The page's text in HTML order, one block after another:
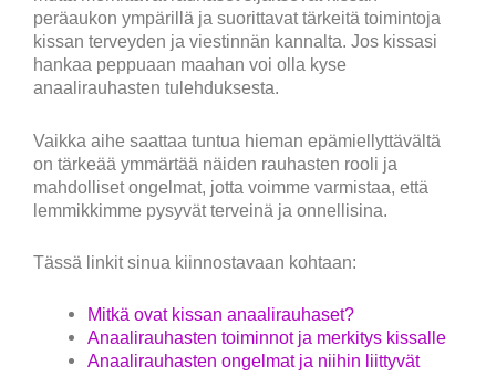
peräaukon ympärillä ja suorittavat tärkeitä toimintoja
kissan terveyden ja viestinnän kannalta. Jos kissasi
hankaa peppuaan maahan voi olla kyse
anaalirauhasten tulehduksesta.
Vaikka aihe saattaa tuntua hieman epämiellyttävältä
on tärkeää ymmärtää näiden rauhasten rooli ja
mahdolliset ongelmat, jotta voimme varmistaa, että
lemmikkimme pysyvät terveinä ja onnellisina.
Tässä linkit sinua kiinnostavaan kohtaan:
Mitkä ovat kissan anaalirauhaset?
Anaalirauhasten toiminnot ja merkitys kissalle
Anaalirauhasten ongelmat ja niihin liittyvät